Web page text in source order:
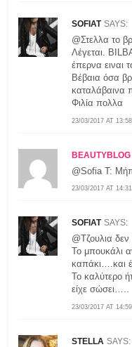
SOFIAT SAYS:
23/03/2017 AT 13:58
@Στελλα το
Λέγεται.
έπερνα ειναι
Βέβαια όσα
καταλάβαινα
Φιλία πολλα
BEAUTYBLOG
23/03/2017 AT 14:31
@Sofia T:
SOFIAT SAYS:
23/03/2017 AT 14:59
@Τζουλια δεν
Το μπουκάλι
καπάκι….και
Το καλύτερο
είχε σώσει…..
STELLA SAYS: